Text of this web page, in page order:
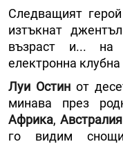
Следващият
изтъкнат
възраст и... на
електронна
Луи Остинот
минава през
Африка,Австралия
го видим